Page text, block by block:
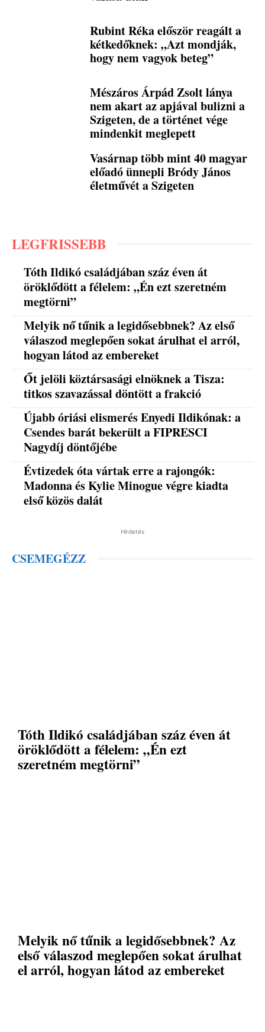
Rubint Réka először reagált a
kétkedőknek: „Azt mondják,
hogy nem vagyok beteg”
Mészáros Árpád Zsolt lánya
nem akart az apjával bulizni a
Szigeten, de a történet vége
mindenkit meglepett
Vasárnap több mint 40 magyar
előadó ünnepli Bródy János
életművét a Szigeten
LEGFRISSEBB
Tóth Ildikó családjában száz éven át
öröklődött a félelem: „Én ezt szeretném
megtörni”
Melyik nő tűnik a legidősebbnek? Az első
válaszod meglepően sokat árulhat el arról,
hogyan látod az embereket
Őt jelöli köztársasági elnöknek a Tisza:
titkos szavazással döntött a frakció
Újabb óriási elismerés Enyedi Ildikónak: a
Csendes barát bekerült a FIPRESCI
Nagydíj döntőjébe
Évtizedek óta vártak erre a rajongók:
Madonna és Kylie Minogue végre kiadta
első közös dalát
Hirdetés
CSEMEGÉZZ
Tóth Ildikó családjában száz éven át
öröklődött a félelem: „Én ezt
szeretném megtörni”
Melyik nő tűnik a legidősebbnek? Az
első válaszod meglepően sokat árulhat
el arról, hogyan látod az embereket